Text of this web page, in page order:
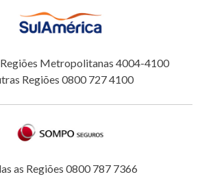
Metropolitanas 4004-4100
Regiões 0800 727 4100
as Regiões 0800 787 7366